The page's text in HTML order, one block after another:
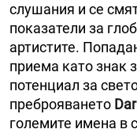
слушания и се
показатели за
артистите.
приема като знак
потенциал за
преброяването
големите имена в